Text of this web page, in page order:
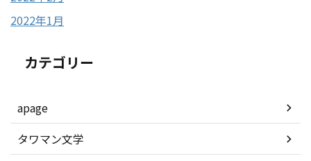
2022年1月
カテゴリー
apage
タワマン文学